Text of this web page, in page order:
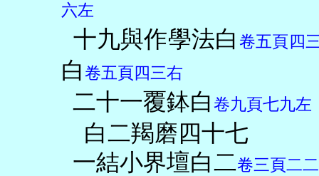
六左
十九與作學法白 卷五頁四
白 卷五頁四三右
二十一覆鉢白 卷九頁七九左
白二羯磨四十七
一結小界壇白二卷三頁二